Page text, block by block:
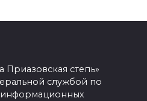
Приазовская степь»
службой по
информационных